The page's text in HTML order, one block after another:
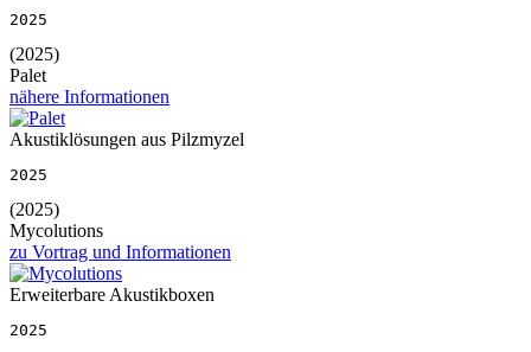
2025
(2025)
Palet
nähere Informationen
Akustiklösungen aus Pilzmyzel
2025
(2025)
Mycolutions
zu Vortrag und Informationen
Erweiterbare Akustikboxen
2025